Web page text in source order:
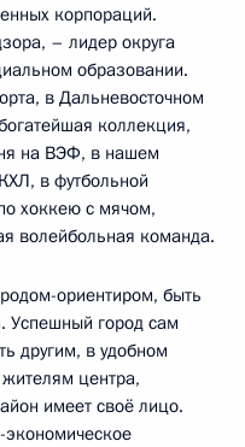
корпораций.
– лидер округа
образовании.
в Дальневосточном
коллекция,
на ВЭФ, в нашем
в футбольной
хоккею с мячом,
волейбольная команда.
ориентиром, быть
город сам
другим, в удобном
центра,
имеет своё лицо.
экономическое